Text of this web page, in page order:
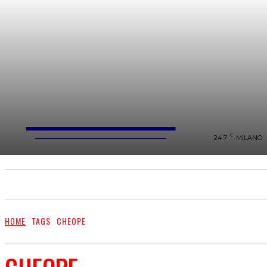
FareMusic
24.7 C MILANO
HOME TAGS CHEOPE